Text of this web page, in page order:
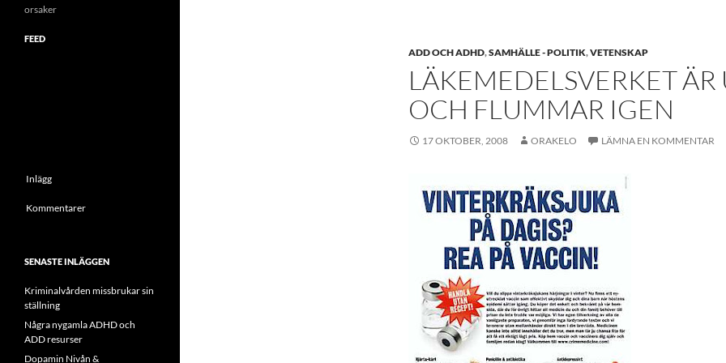
ADD OCH ADHD,SAMHÄLLE - POLITIK,VETENSKAP
LÄKEMEDELSVERKET ÄR
OCH FLUMMAR IGEN
17 OKTOBER, 2008 ORAKELO LÄMNA EN KOMMENTAR
orsaker
FEED
Inlägg
Kommentarer
SENASTE INLÄGGEN
Kriminalvården missbrukar sin
ställning
Några nygamla ADHD och
ADD resurser
Dopamin Nivån &